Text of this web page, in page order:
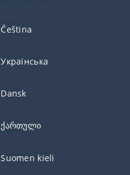
Čeština
Українська
Dansk
ქართული
Suomen kieli